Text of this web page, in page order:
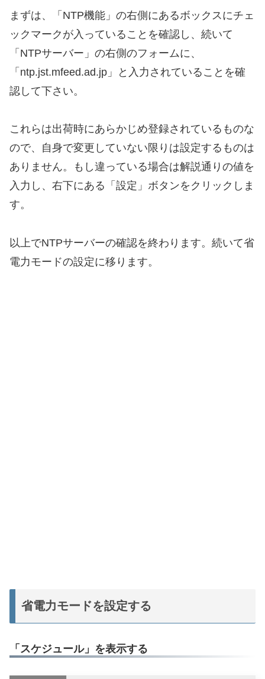
まずは、「NTP機能」の右側にあるボックスにチェ
ックマークが入っていることを確認し、続いて
「NTPサーバー」の右側のフォームに、
「ntp.jst.mfeed.ad.jp」と入力されていることを確
認して下さい。
これらは出荷時にあらかじめ登録されているものな
ので、自身で変更していない限りは設定するものは
ありません。もし違っている場合は解説通りの値を
入力し、右下にある「設定」ボタンをクリックしま
す。
以上でNTPサーバーの確認を終わります。続いて省
電力モードの設定に移ります。
省電力モードを設定する
「スケジュール」を表示する